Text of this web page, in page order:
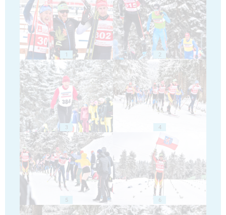
1 2
3 4
5 6